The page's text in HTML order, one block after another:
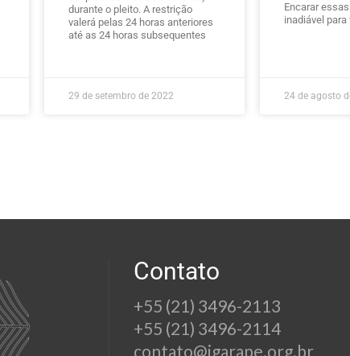
durante o pleito. A restrição
valerá pelas 24 horas anteriores
até as 24 horas subsequentes
29 de setembro de 2022
Encarar
inadiável
24 de agosto
Contato
+55 (21) 3496-2113
+55 (21) 3496-2114
contato@igarape.org.br